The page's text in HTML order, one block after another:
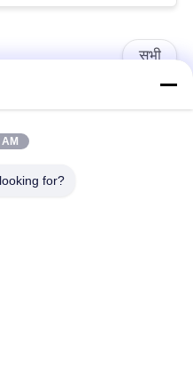
सभी
बीएमडब्ल्यू एयर सस्पेंशन
पार्ट्स
हवा निलंबन सदमे अवशोषक
for?